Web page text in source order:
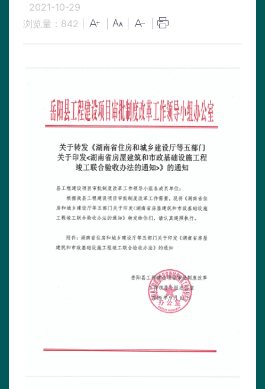
2021-10-29
浏览量： 842